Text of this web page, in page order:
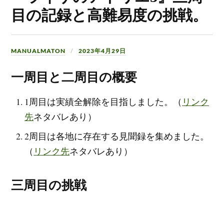
目の記録と高難易度の挑戦。
MANUALMATON 2023年4月29日
一周目と二周目の概要
1周目は実績全解除を目指しました。（ リンク
先ネタバレあり）
2周目は各地に存在する見聞録を集めました。
（ リンク先ネタバレあり）
三周目の挑戦